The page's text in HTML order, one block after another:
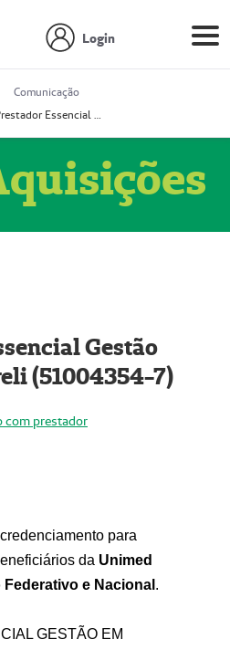
Login
Comunicação
Prestador Essencial Gestão em Saúde Ereli (51004354-7)
Gestão
(51004354-7)
com prestador
para
da Unimed
e Nacional .
GESTÃO EM